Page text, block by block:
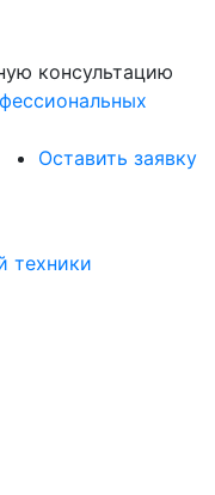
консультацию
Оставить заявку
техники